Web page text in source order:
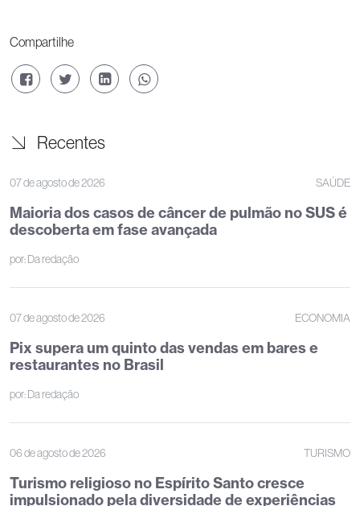
Compartilhe
Recentes
07 de agosto de 2026 SAÚDE
Maioria dos casos de câncer de pulmão no SUS é
descoberta em fase avançada
por:Da redação
07 de agosto de 2026 ECONOMIA
Pix supera um quinto das vendas em bares e
restaurantes no Brasil
por:Da redação
06 de agosto de 2026 TURISMO
Turismo religioso no Espírito Santo cresce
impulsionado pela diversidade de experiências